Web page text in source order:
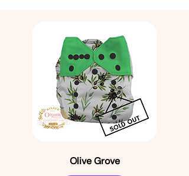
Olive Grove